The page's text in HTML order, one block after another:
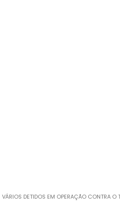
VÁRIOS DETIDOS EM OPERAÇÃO CONTRA O